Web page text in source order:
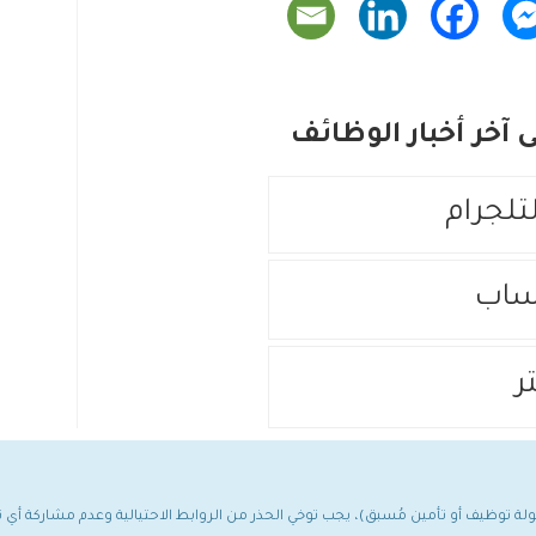
أخبار الوظائف
توظيف أو تأمين مُسبق)، يجب توخي الحذر من الروابط الاحتيالية وعدم مشاركة